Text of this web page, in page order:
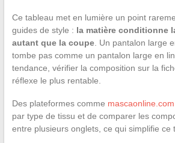
Ce tableau met en lumière un point
guides de style : la matière conditionne
autant que la coupe. Un pantalon large
tombe pas comme un pantalon large en
tendance, vérifier la composition sur la
réflexe le plus rentable.
Des plateformes comme mascaonline.com
par type de tissu et de comparer les
entre plusieurs onglets, ce qui simplifie ce